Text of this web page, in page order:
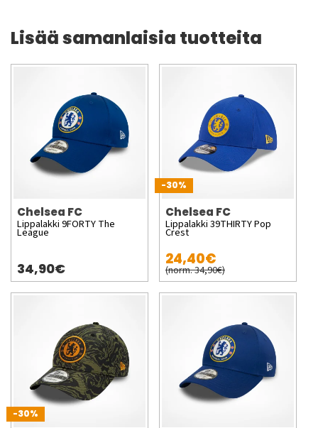
Lisää samanlaisia tuotteita
Chelsea FC
Lippalakki 9FORTY The
League
34,90€
-30%
Chelsea FC
Lippalakki 39THIRTY Pop
Crest
24,40€
(norm. 34,90€)
-30%